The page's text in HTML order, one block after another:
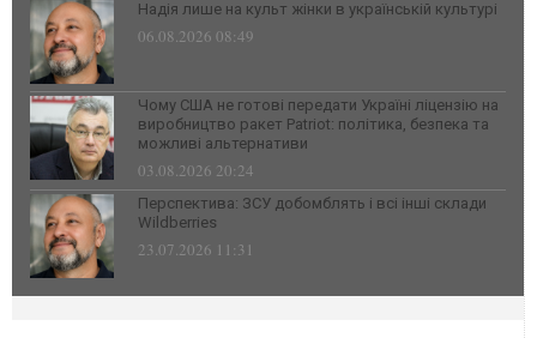
Надія лише на культ жінки в українській культурі
06.08.2026 08:49
Чому США не готові передати Україні ліцензію на
виробництво ракет Patriot: політика, безпека та
можливі альтернативи
03.08.2026 20:24
Перспектива: ЗСУ добомблять і всі інші склади
Wildberries
23.07.2026 11:31